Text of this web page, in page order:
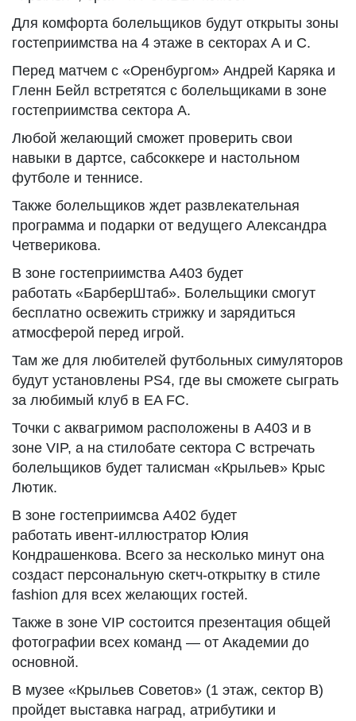
Для комфорта болельщиков будут открыты зоны
гостеприимства на 4 этаже в секторах А и С.
Перед матчем с «Оренбургом» Андрей Каряка и
Гленн Бейл встретятся с болельщиками в зоне
гостеприимства сектора А.
Любой желающий сможет проверить свои
навыки в дартсе, сабсоккере и настольном
футболе и теннисе.
Также болельщиков ждет развлекательная
программа и подарки от ведущего Александра
Четверикова.
В зоне гостеприимства А403 будет
работать «БарберШтаб». Болельщики смогут
бесплатно освежить стрижку и зарядиться
атмосферой перед игрой.
Там же для любителей футбольных симуляторов
будут установлены PS4, где вы сможете сыграть
за любимый клуб в EA FC.
Точки с аквагримом расположены в А403 и в
зоне VIP, а на стилобате сектора С встречать
болельщиков будет талисман «Крыльев» Крыс
Лютик.
В зоне гостеприимсва А402 будет
работать ивент-иллюстратор Юлия
Кондрашенкова. Всего за несколько минут она
создаст персональную скетч-открытку в стиле
fashion для всех желающих гостей.
Также в зоне VIP состоится презентация общей
фотографии всех команд — от Академии до
основной.
В музее «Крыльев Советов» (1 этаж, сектор В)
пройдет выставка наград, атрибутики и